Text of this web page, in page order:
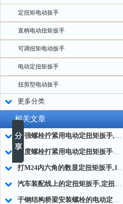
定扭矩电动扳手
直柄电动扭矩扳手
可调扭矩电动扳手
电动定扭矩扳手
扭剪型电动扳手
更多分类
相关文章
高强螺栓拧紧用电动定扭矩扳手,大型紧固件拧紧电动扭矩扳手厂家
高度螺栓打紧用电动定扭矩扳手工具50-5000Nm
打M24内六角的数显定扭矩扳手,1200N.m
汽车装配线上的定扭矩扳手,定扭矩电动扳手汽车装配线上的
于钢结构桥梁安装螺栓的电动定扭矩扳手1200N.m